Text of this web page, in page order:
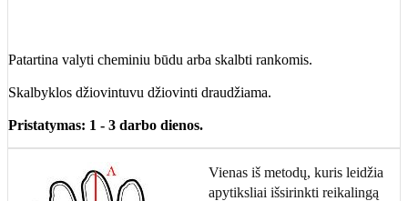
Patartina valyti cheminiu būdu arba skalbti rankomis.
Skalbyklos džiovintuvu džiovinti draudžiama.
Pristatymas: 1 - 3 darbo dienos.
Vienas iš metodų, kuris leidžia
apytiksliai išsirinkti reikalingą